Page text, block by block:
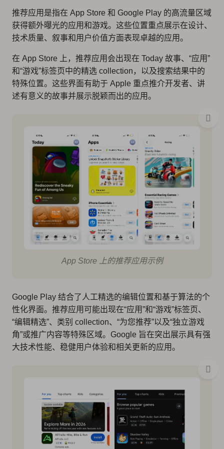
推荐应用是指在 App Store 和 Google Play 的高流量区域
获得额外曝光的应用和游戏。这些位置重点展示在设计、
技术质量、叙事和用户价值方面表现卓越的应用。
在 App Store 上，推荐应用会出现在 Today 故事、“应用”
和“游戏”标签页中的精选 collection，以及搜索结果中的
特殊位置。这些界面有助于 Apple 重点推介开发者、讲
述有意义的故事并展示脱颖而出的应用。
App Store 上的推荐应用示例
Google Play 结合了人工精选的编辑位置和基于算法的个
性化界面。推荐应用可能出现在“应用”和“游戏”标签页、
“编辑精选”、类别 collection、“为您推荐”以及“独立游戏
角”或推广内容等特殊区域。Google 旨在突出展示具有强
大技术性能、稳健用户体验和相关更新的应用。